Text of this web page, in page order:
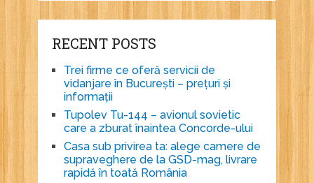
RECENT POSTS
Trei firme ce oferă servicii de
vidanjare în București – prețuri și
informații
Tupolev Tu-144 – avionul sovietic
care a zburat înaintea Concorde-ului
Casa sub privirea ta: alege camere de
supraveghere de la GSD-mag, livrare
rapidă în toată România